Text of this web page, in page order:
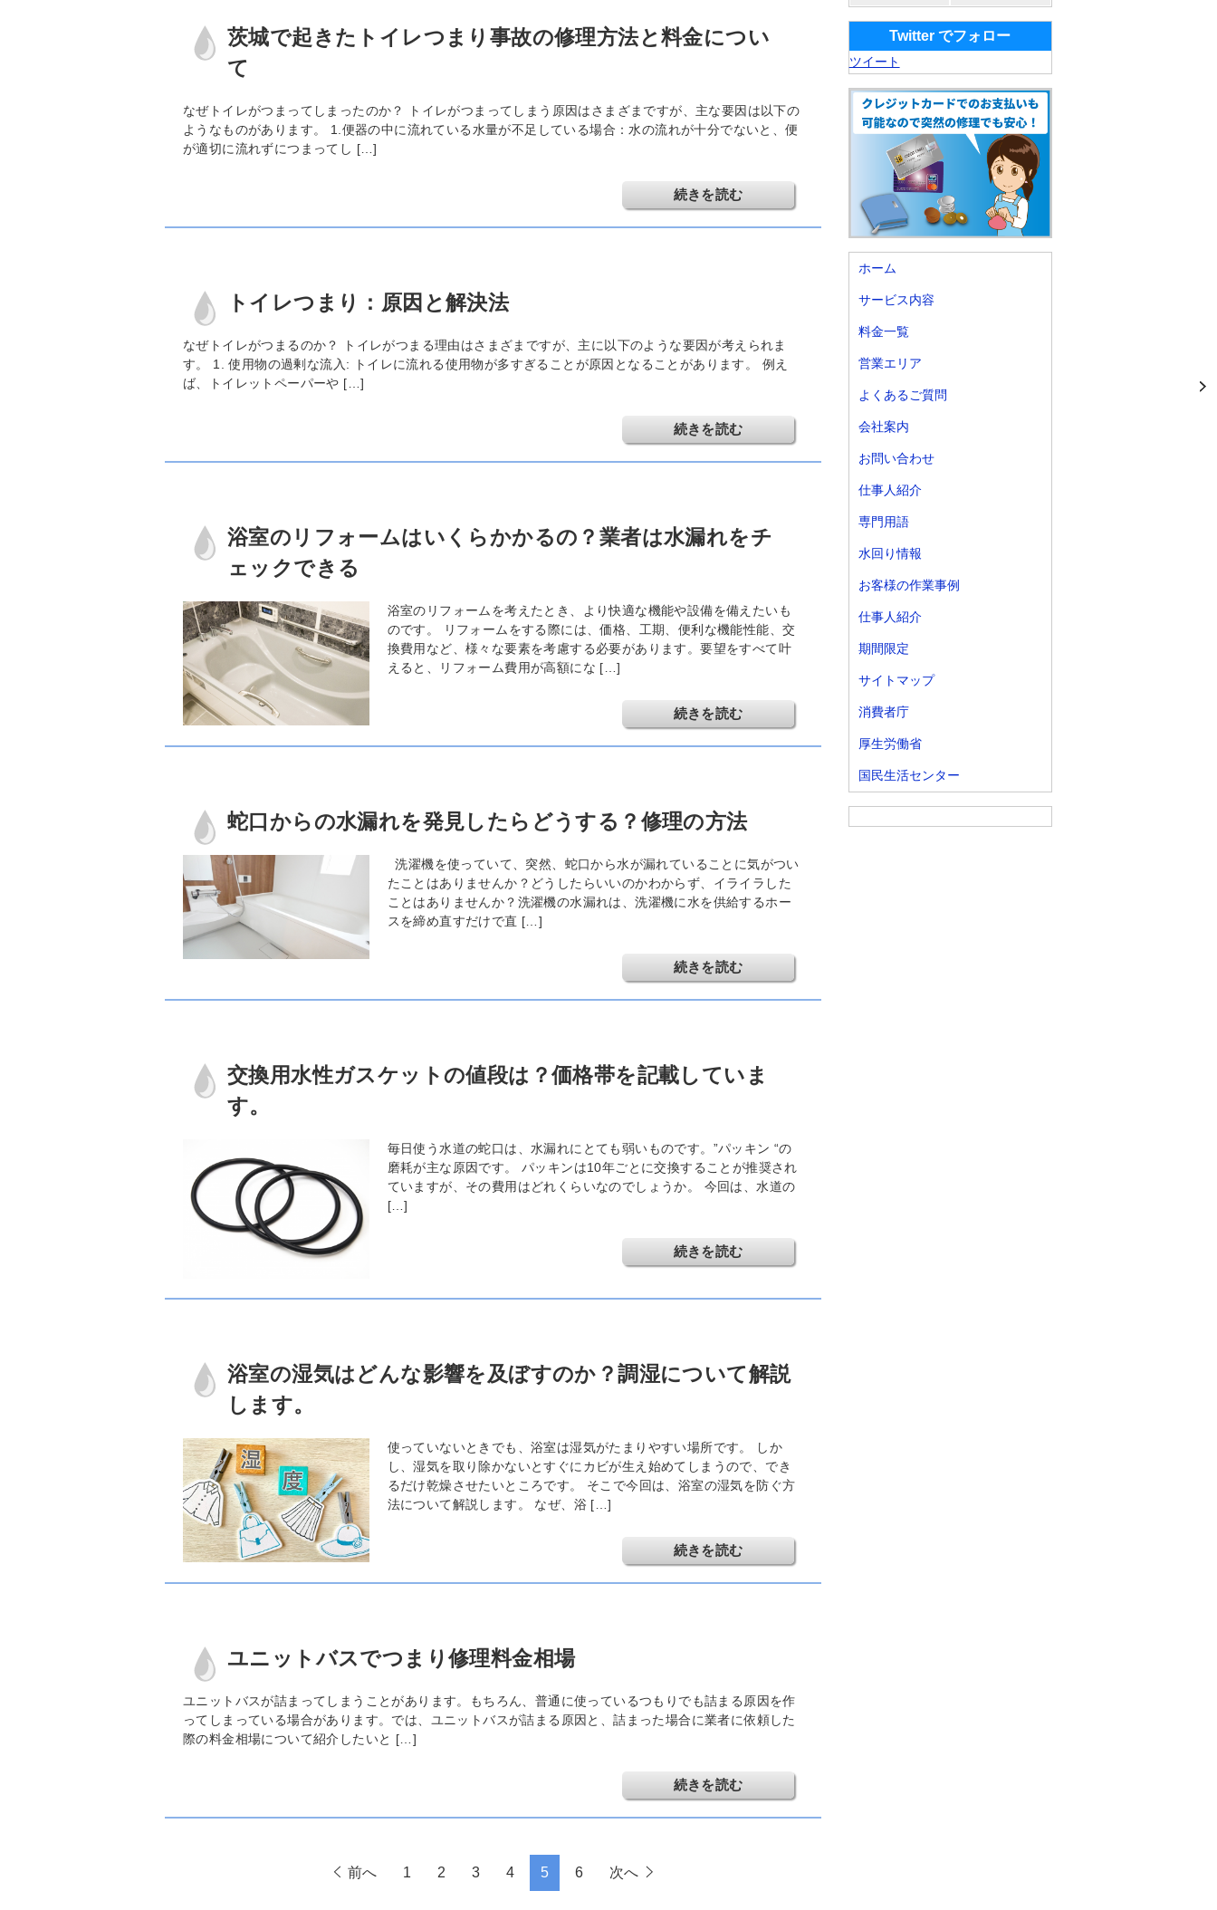
茨城で起きたトイレつまり事故の修理方法と料金につい
て
なぜトイレがつまってしまったのか？ トイレがつまってしまう原因はさまざまですが、主な要因は以下の
ようなものがあります。 1.便器の中に流れている水量が不足している場合：水の流れが十分でないと、便
が適切に流れずにつまってし […]
続きを読む
トイレつまり：原因と解決法
なぜトイレがつまるのか？ トイレがつまる理由はさまざまですが、主に以下のような要因が考えられま
す。 1. 使用物の過剰な流入: トイレに流れる使用物が多すぎることが原因となることがあります。 例え
ば、トイレットペーパーや […]
続きを読む
浴室のリフォームはいくらかかるの？業者は水漏れをチ
ェックできる
浴室のリフォームを考えたとき、より快適な機能や設備を備えたいも
のです。 リフォームをする際には、価格、工期、便利な機能性能、交
換費用など、様々な要素を考慮する必要があります。要望をすべて叶
えると、リフォーム費用が高額にな […]
続きを読む
蛇口からの水漏れを発見したらどうする？修理の方法
洗濯機を使っていて、突然、蛇口から水が漏れていることに気がつい
たことはありませんか？どうしたらいいのかわからず、イライラした
ことはありませんか？洗濯機の水漏れは、洗濯機に水を供給するホー
スを締め直すだけで直 […]
続きを読む
交換用水性ガスケットの値段は？価格帯を記載していま
す。
毎日使う水道の蛇口は、水漏れにとても弱いものです。”パッキン “の
磨耗が主な原因です。 パッキンは10年ごとに交換することが推奨され
ていますが、その費用はどれくらいなのでしょうか。 今回は、水道の
[…]
続きを読む
浴室の湿気はどんな影響を及ぼすのか？調湿について解説
します。
使っていないときでも、浴室は湿気がたまりやすい場所です。 しか
し、湿気を取り除かないとすぐにカビが生え始めてしまうので、でき
るだけ乾燥させたいところです。 そこで今回は、浴室の湿気を防ぐ方
法について解説します。 なぜ、浴 […]
続きを読む
ユニットバスでつまり修理料金相場
ユニットバスが詰まってしまうことがあります。もちろん、普通に使っているつもりでも詰まる原因を作
ってしまっている場合があります。では、ユニットバスが詰まる原因と、詰まった場合に業者に依頼した
際の料金相場について紹介したいと […]
続きを読む
前へ 1 2 3 4 5 6 次へ
Twitter でフォロー
ツイート
ホーム
サービス内容
料金一覧
営業エリア
よくあるご質問
会社案内
お問い合わせ
仕事人紹介
専門用語
水回り情報
お客様の作業事例
仕事人紹介
期間限定
サイトマップ
消費者庁
厚生労働省
国民生活センター